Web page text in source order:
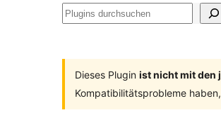
Plugins
Dieses Plugin ist nicht mit den
Kompatibilitätsprobleme